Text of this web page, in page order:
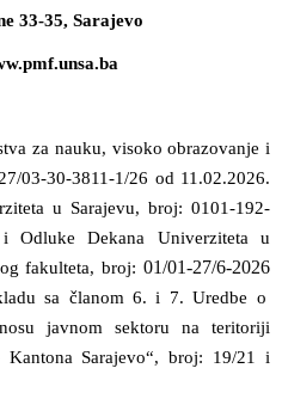
33-35, Sarajevo
za nauku, visoko obrazovanje i
03-30-3811-1/26 od 11.02.2026.
u Sarajevu, broj: 0101-192-
i OdlukeDekana Univerziteta u
fakulteta, broj: 01/01-27/6-2026
sa članom 6. i 7. Uredbe o
javnom sektoru na teritoriji
Kantona Sarajevo“, broj: 19/21 i